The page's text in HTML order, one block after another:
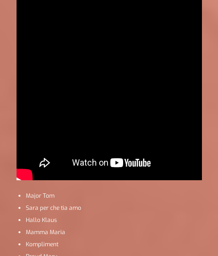
Major Tom
Sara per che tia amo
Hallo Klaus
Mamma Maria
Kompliment